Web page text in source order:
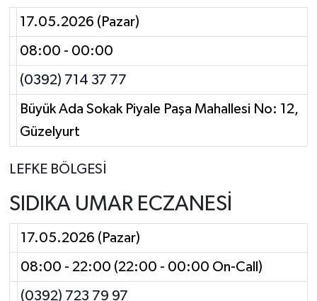
17.05.2026 (Pazar)
08:00 - 00:00
(0392) 714 37 77
Büyük Ada Sokak Piyale Paşa Mahallesi No: 12,
Güzelyurt
LEFKE BÖLGESİ
SIDIKA UMAR ECZANESİ
17.05.2026 (Pazar)
08:00 - 22:00 (22:00 - 00:00 On-Call)
(0392) 723 79 97